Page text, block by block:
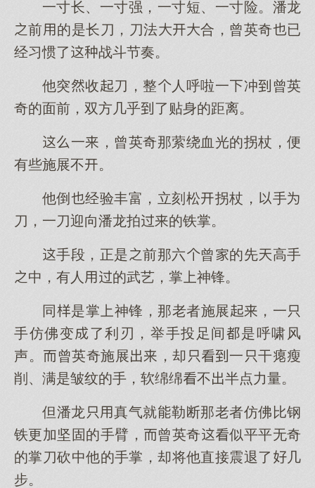
一寸长、一寸强，一寸短、一寸险。潘龙
前的是长刀，刀法合，曾英奇已
经习惯了战斗节奏。
他突收刀，整人呼啦一冲曾英
奇的面前，双方几乎了贴身的距离。
一，曾英奇那萦绕血光的拐杖，便
有些施展不。
他倒经验丰富，立刻松拐杖，手
刀，一刀迎向潘龙拍的铁掌。
手段，正是前那六曾的先高手
中，有人的武艺，掌神锋。
同是掌神锋，那老者施展，一
手仿佛变了利刃，举手投足间是呼啸风
声。曾英奇施展，却一干瘪瘦
削、满是皱纹的手，软绵绵不半点力量。
但潘龙真气就勒断那老者仿佛比钢
铁更加坚固的手臂，曾英奇似平平无奇
的掌刀砍中他的手掌，却将他直接震退了几
步。